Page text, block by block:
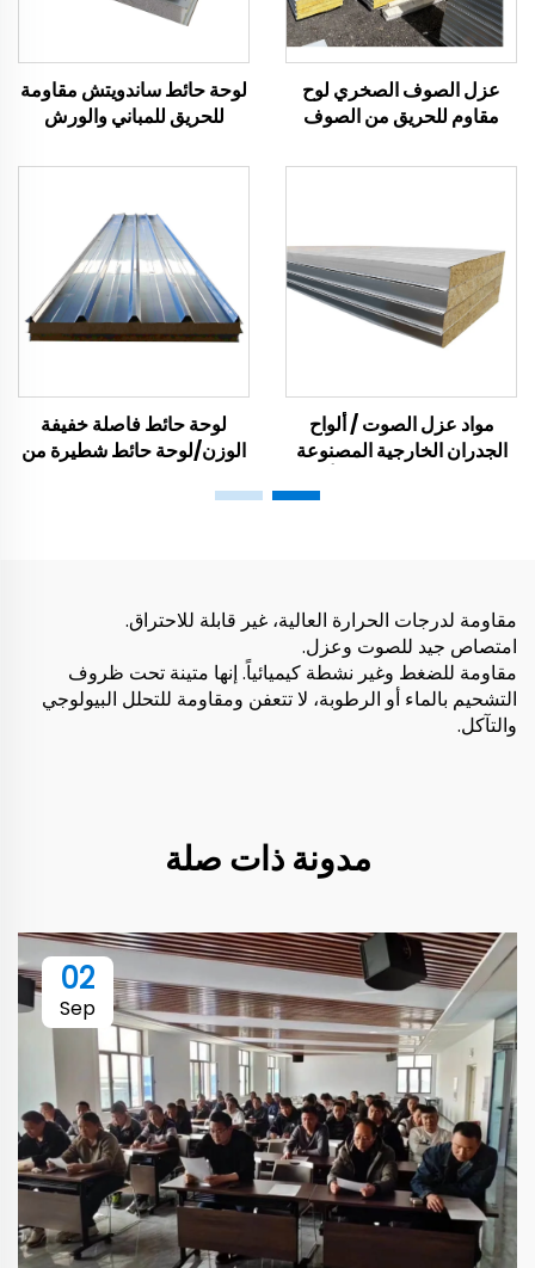
عزل الصوف الصخري لوح
مقاوم للحريق من الصوف
الصوت العزل الحراري لوحة
لوحة حائط ساندويتش مقاومة
للحريق للمباني والورش
EPS الصخري للعزل
مواد عزل الصوت / ألواح
الجدران الخارجية المصنوعة
الجدران المقاومة للحريق
لوحة حائط فاصلة خفيفة
الوزن/لوحة حائط شطيرة من
مقاومة لدرجات الحرارة العالية، غير قابلة للاحتراق.
امتصاص جيد للصوت وعزل.
مقاومة للضغط وغير نشطة كيميائياً. إنها متينة تحت ظروف
التشحيم بالماء أو الرطوبة، لا تتعفن ومقاومة للتحلل البيولوجي
والتآكل.
مدونة ذات صلة
02
Sep